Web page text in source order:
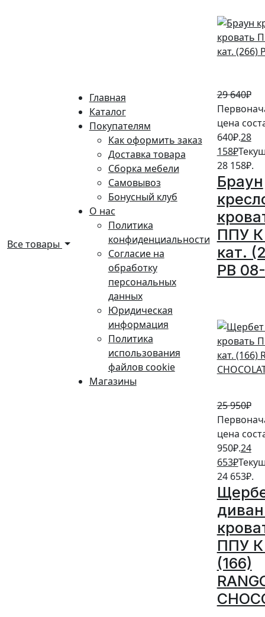
Все товары
Главная
Каталог
Покупателям
Как оформить заказ
Доставка товара
Сборка мебели
Самовывоз
Бонусный клуб
О нас
Политика
конфиденциальности
Согласие на
обработку
персональных
данных
Юридическая
информация
Политика
использования
файлов cookie
Магазины
29 640₽
цена
640₽.28
158₽
28 158₽.
Браун
ППУ
кат.
PB
25 950₽
цена
950₽.24
653₽
24 653₽.
ППУ К
(166)